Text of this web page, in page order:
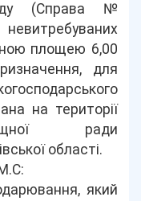
(Справа №
площею 6,00
для
на території
ради
області.
який